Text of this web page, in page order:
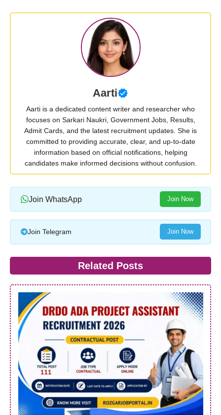
Aarti
Aarti is a dedicated content writer and researcher who
focuses on Sarkari Naukri, Government Jobs, Results,
Admit Cards, and the latest recruitment updates. She is
committed to providing accurate, clear, and up-to-date
information based on official notifications, helping
candidates make informed decisions without confusion.
Join WhatsApp Join Now
Join Telegram Join Now
Related Posts